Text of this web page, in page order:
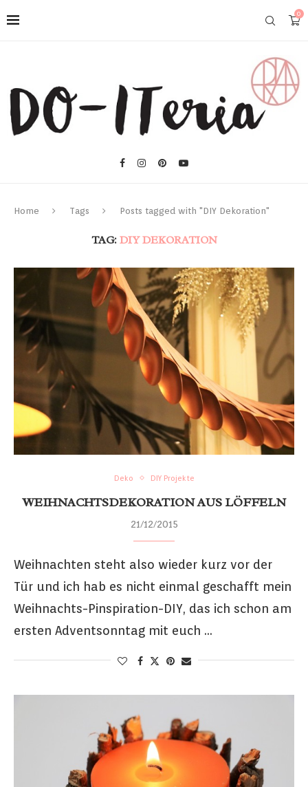
0
Home Tags Posts tagged with "DIY Dekoration"
TAG: DIY DEKORATION
Deko DIY Projekte
WEIHNACHTSDEKORATION AUS LÖFFELN
21/12/2015
Weihnachten steht also wieder kurz vor der
Tür und ich hab es nicht einmal geschafft mein
Weihnachts-Pinspiration-DIY, das ich schon am
ersten Adventsonntag mit euch …